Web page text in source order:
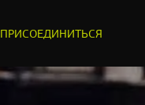
ПРИСОЕДИНИТЬСЯ